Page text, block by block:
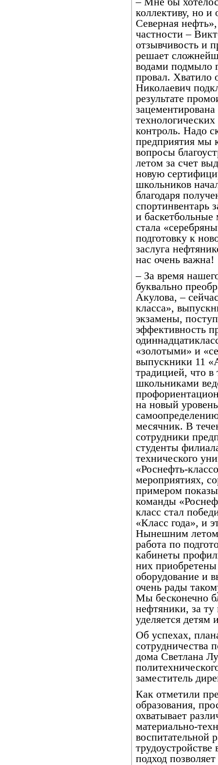
коллективу, но
Северная
частности –
отзывчивость и
решает
водами подмыло
провал. Хватило
Николаевич
результате
контроль. Надо
предприятия мы
вопросы
летом за счет
новую
школьников
благодаря
спортинвентарь
и
стала
подготовку к
заслуга
нас очень важна!
– За время
буквально
Акулова, –
класса»,
экзамены,
эффективность
«золотыми» и
выпускники 11
традицией, что в
школьниками
на новый
месячник. В
сотрудники
студенты
технического
«Роснефть-
мероприятиях,
примером
команды
класс стал
«Класс года», и
Нынешним летом
работа по
кабинеты
них приобретены
оборудование и
очень рады
Мы бесконечно
нефтяники, за
уделяется
Об успехах,
сотрудничества
дома Светлана
заместитель
Как отметили
образования,
охватывает
материально-
воспитательной
подход